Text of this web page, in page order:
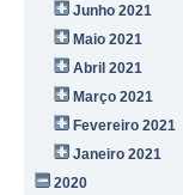
Junho 2021
Maio 2021
Abril 2021
Março 2021
Fevereiro 2021
Janeiro 2021
2020